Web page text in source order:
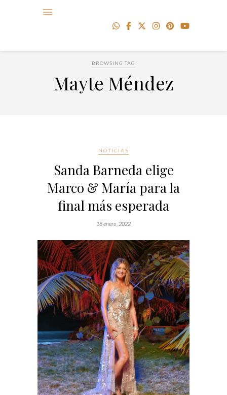
BROWSING TAG
Mayte Méndez
NOTICIAS
Sanda Barneda elige
Marco & María para la
final más esperada
18 enero, 2022